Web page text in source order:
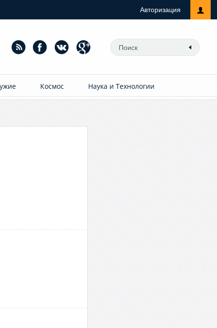
Авторизация
Космос Наука и Технологии